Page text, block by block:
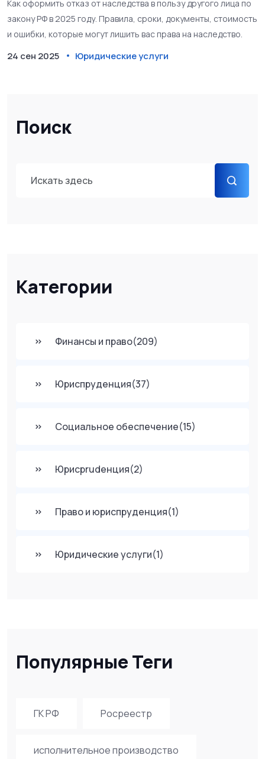
Поиск
Категории
Финансы и право(209)
Юриспруденция(37)
Социальное обеспечение(15)
Юрисprudенция(2)
Право и юриспруденция(1)
Юридические услуги(1)
Популярные Теги
ГК РФ Росреестр
исполнительное производство
Как оформить отказ от наследства в пользу другого лица по
закону РФ в 2025 году. Правила, сроки, документы, стоимость
и ошибки, которые могут лишить вас права на наследство.
24 сен 2025 Юридические услуги